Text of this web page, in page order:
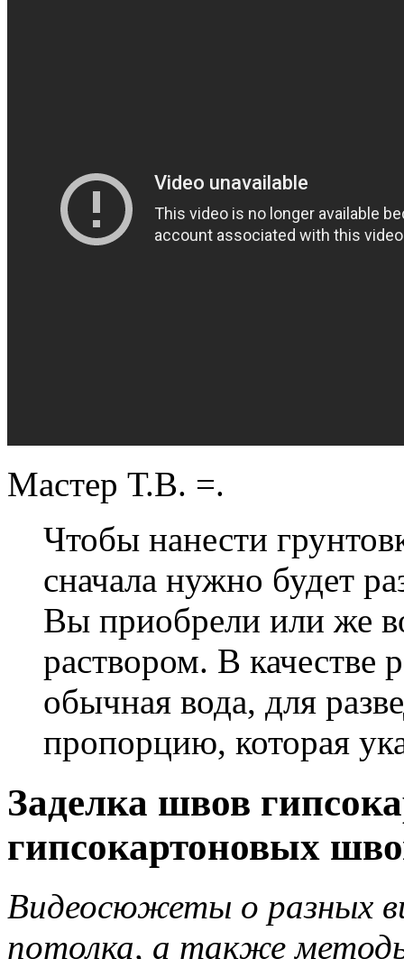
Мастер Т.В. =.
Чтобы нанести
сначала нужно будет
Вы приобрели или же
раствором. В качестве
обычная вода, для
пропорцию, которая
Заделка швов
гипсокартоновых
Видеосюжеты о разных
потолка, а также